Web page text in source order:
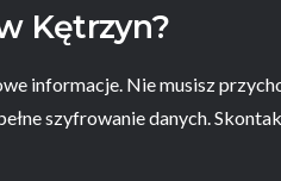
Kętrzyn?
informacje. Nie musisz
szyfrowanie danych.